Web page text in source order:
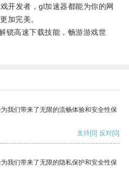
发者，gl加速器都能为你的网
加完美。
高速下载技能，畅游游戏世
我们带来了无限的流畅体验和安全性保
支持[0] 反对[0]
我们带来了无限的隐私保护和安全性保